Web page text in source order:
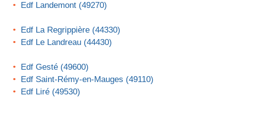
Edf Landemont (49270)
Edf La Regrippière (44330)
Edf Le Landreau (44430)
Edf Gesté (49600)
Edf Saint-Rémy-en-Mauges (49110)
Edf Liré (49530)